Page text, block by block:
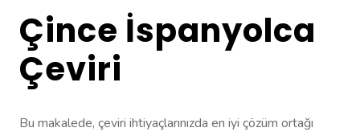
Çince İspanyolca
Çeviri
Bu makalede, çeviri ihtiyaçlarınızda en iyi çözüm ortağı